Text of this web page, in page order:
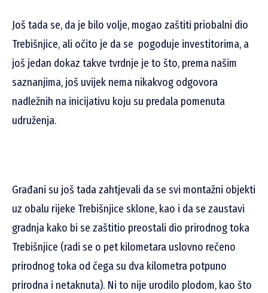
Još tada se, da je bilo volje, mogao zaštiti priobalni dio
Trebišnjice, ali očito je da se pogoduje investitorima, a
još jedan dokaz takve tvrdnje je to što, prema našim
saznanjima, još uvijek nema nikakvog odgovora
nadležnih na inicijativu koju su predala pomenuta
udruženja.
Građani su još tada zahtjevali da se svi montažni objekti
uz obalu rijeke Trebišnjice sklone, kao i da se zaustavi
gradnja kako bi se zaštitio preostali dio prirodnog toka
Trebišnjice (radi se o pet kilometara uslovno rečeno
prirodnog toka od čega su dva kilometra potpuno
prirodna i netaknuta). Ni to nije urodilo plodom, kao što